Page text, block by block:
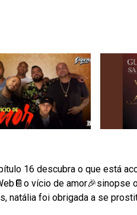
16 descubra o que está
vício de amor🎉sinopse
natália foi obrigada a se